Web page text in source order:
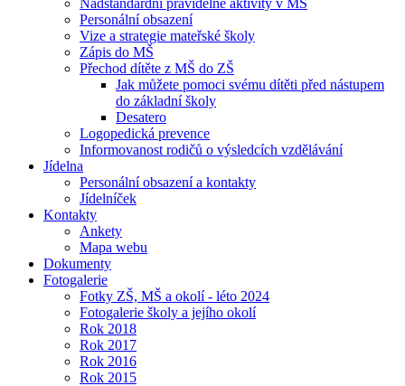
Nadstandardní pravidelné aktivity v MŠ
Personální obsazení
Vize a strategie mateřské školy
Zápis do MŠ
Přechod dítěte z MŠ do ZŠ
Jak můžete pomoci svému dítěti před nástupem
do základní školy
Desatero
Logopedická prevence
Informovanost rodičů o výsledcích vzdělávání
Jídelna
Personální obsazení a kontakty
Jídelníček
Kontakty
Ankety
Mapa webu
Dokumenty
Fotogalerie
Fotky ZŠ, MŠ a okolí - léto 2024
Fotogalerie školy a jejího okolí
Rok 2018
Rok 2017
Rok 2016
Rok 2015